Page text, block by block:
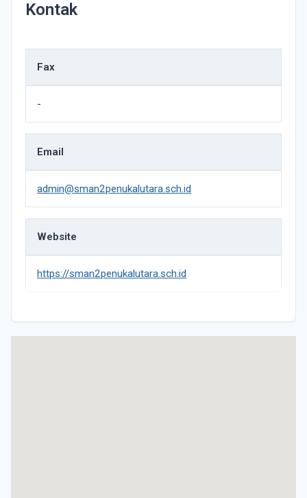
Kontak
Fax
-
Email
admin@sman2penukalutara.sch.id
Website
https://sman2penukalutara.sch.id